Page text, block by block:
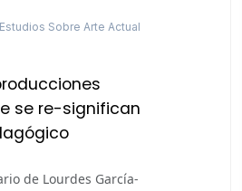
Sobre Arte Actual
se re-significan
de Lourdes García-